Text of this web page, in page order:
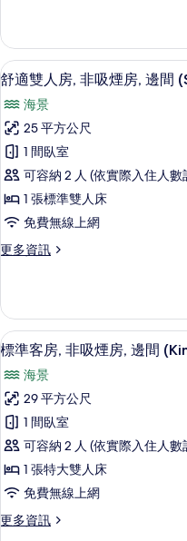
View)
的
所
有
相
片
房,
非
吸
房
(Moderate,
South
View)
的
詳
情
顯
示
舒
適
雙
人
房,
非
吸
房,
邊
間
(South
View)
的
所
有
相
片
6
舒適雙人房, 非吸煙房, 邊間
海景
25 平方公尺
1 間臥室
可容納 2 人 (依實際入住人數
1 張標準雙人床
免費無線上網
更多資訊
更
雙
人
房,
吸
煙
房,
邊
間
(South
View)
的
情
顯
示
標
準
客
房,
非
吸
煙
3
標準客房, 非吸煙房, 邊間
海景
29 平方公尺
1 間臥室
可容納 2 人 (依實際入住人數
1 張特大雙人床
免費無線上網
更多資訊
更